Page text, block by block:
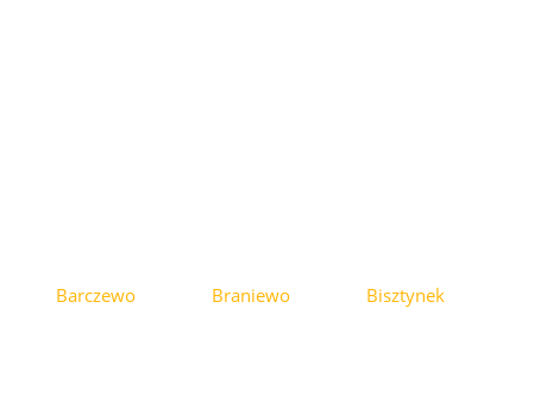
Barczewo Braniewo Bisztynek